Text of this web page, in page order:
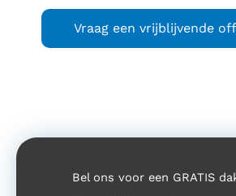
Vraag een vrijblijvende
Bel ons voor een GRATIS